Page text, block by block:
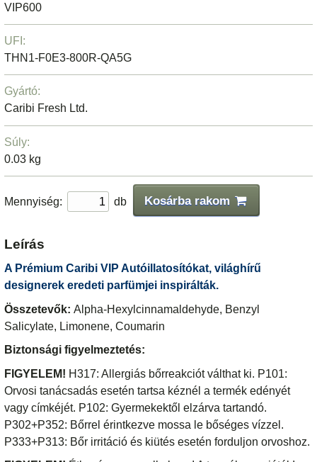
VIP600
UFI:
THN1-F0E3-800R-QA5G
Gyártó:
Caribi Fresh Ltd.
Súly:
0.03 kg
Mennyiség: db Kosárba rakom
Leírás
A Prémium Caribi VIP Autóillatosítókat, világhírű
designerek eredeti parfümjei inspirálták.
Összetevők:Alpha-Hexylcinnamaldehyde, Benzyl
Salicylate, Limonene, Coumarin
Biztonsági figyelmeztetés:
FIGYELEM! H317: Allergiás bőrreakciót válthat ki. P101:
Orvosi tanácsadás esetén tartsa kéznél a termék edényét
vagy címkéjét. P102: Gyermekektől elzárva tartandó.
P302+P352: Bőrrel érintkezve mossa le bőséges vízzel.
P333+P313: Bőr irritáció és kiütés esetén forduljon orvoshoz.